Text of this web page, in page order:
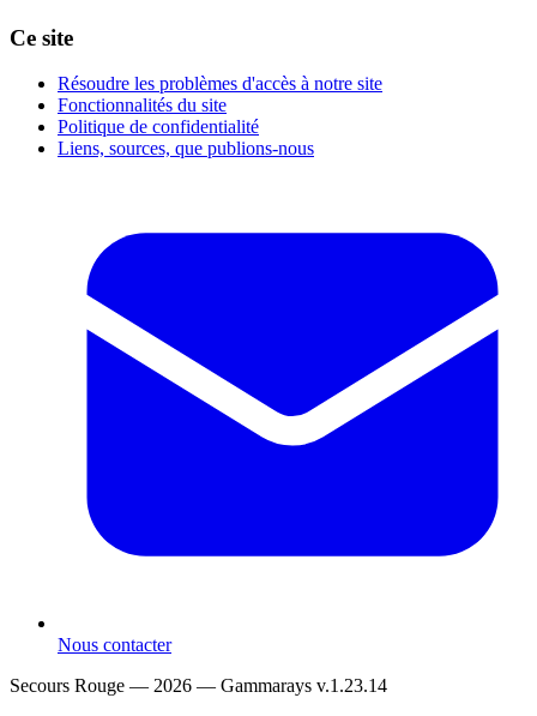
Ce site
Résoudre les problèmes d'accès à notre site
Fonctionnalités du site
Politique de confidentialité
Liens, sources, que publions-nous
Nous contacter
Secours Rouge — 2026 — Gammarays v.1.23.14